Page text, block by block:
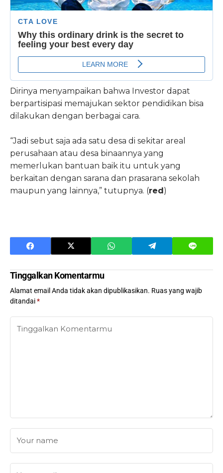
Dirinya menyampaikan bahwa Investor dapat
berpartisipasi memajukan sektor pendidikan bisa
dilakukan dengan berbagai cara.
“Jadi sebut saja ada satu desa di sekitar areal
perusahaan atau desa binaannya yang
memerlukan bantuan baik itu untuk yang
berkaitan dengan sarana dan prasarana sekolah
maupun yang lainnya,” tutupnya. (red)
Tinggalkan Komentarmu
Alamat email Anda tidak akan dipublikasikan. Ruas yang wajib
ditandai*